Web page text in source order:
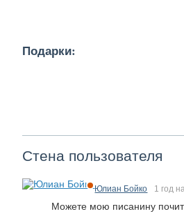
Подарки:
Стена пользователя
Юлиан Бойко 1 год
Можете мою писанину